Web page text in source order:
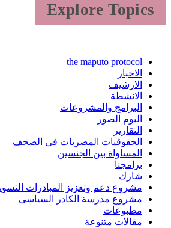
Explore Topics
the maputo protocol
الاخبار
الارشيف
الانشطة
البرامج والمشروعات
البوم الصور
التقارير
الحقوقيات المصريات فى الصحف
المساواة بين الجنسين
برامجنا
شارك
مشروع دعم وتعزيز المبادرات
مشروع مدرسة الكادر السياسى
مطبوعات
مقالات متنوعة